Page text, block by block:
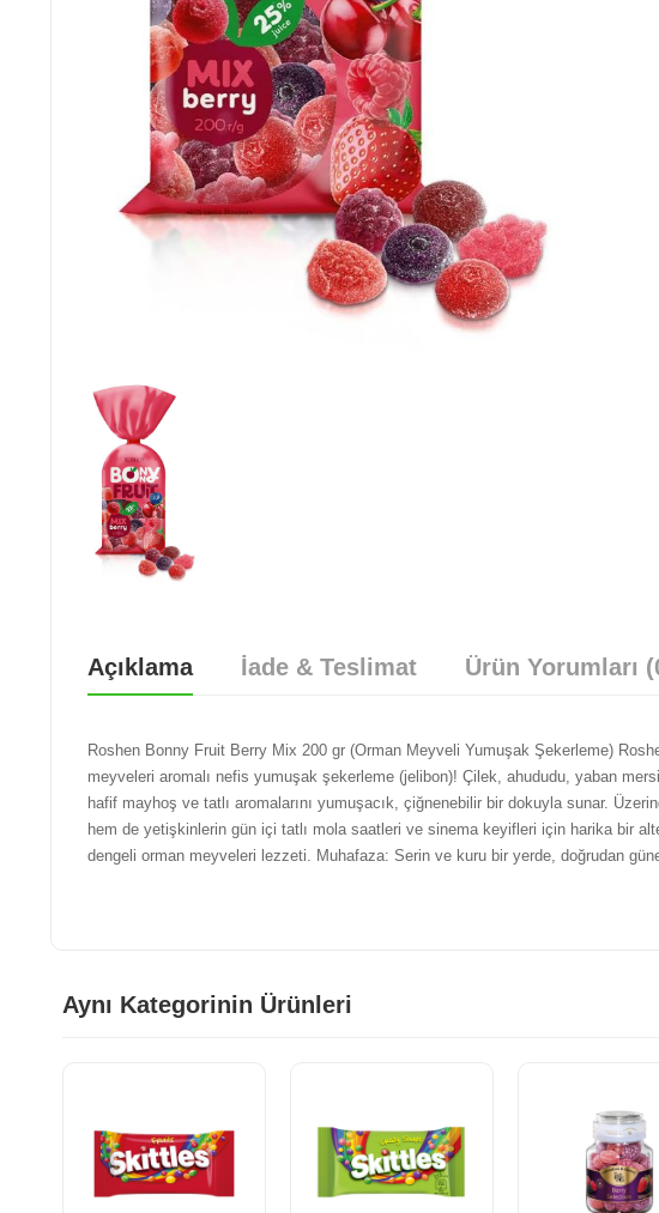
Açıklama İade & Teslimat Ürün Yorumları
Roshen Bonny Fruit Berry Mix 200 gr (Orman Meyveli Yumuşak Şekerleme)
meyveleri aromalı nefis yumuşak şekerleme (jelibon)! Çilek, ahududu, yaban
hafif mayhoş ve tatlı aromalarını yumuşacık, çiğnenebilir bir dokuyla sunar.
hem de yetişkinlerin gün içi tatlı mola saatleri ve sinema keyifleri için harika bir
dengeli orman meyveleri lezzeti. Muhafaza: Serin ve kuru bir yerde, doğrudan
Aynı Kategorinin Ürünleri